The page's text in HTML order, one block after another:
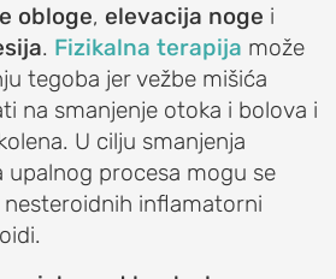
obloge, elevacija noge i
. Fizikalna terapija može
tegoba jer vežbe mišića
na smanjenje otoka i bolova i
U cilju smanjenja
upalnog procesa mogu se
inflamatorni